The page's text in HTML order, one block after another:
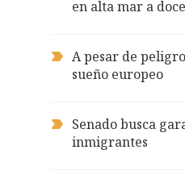
en alta mar a
A pesar de
sueño europeo
Senado busca
inmigrantes